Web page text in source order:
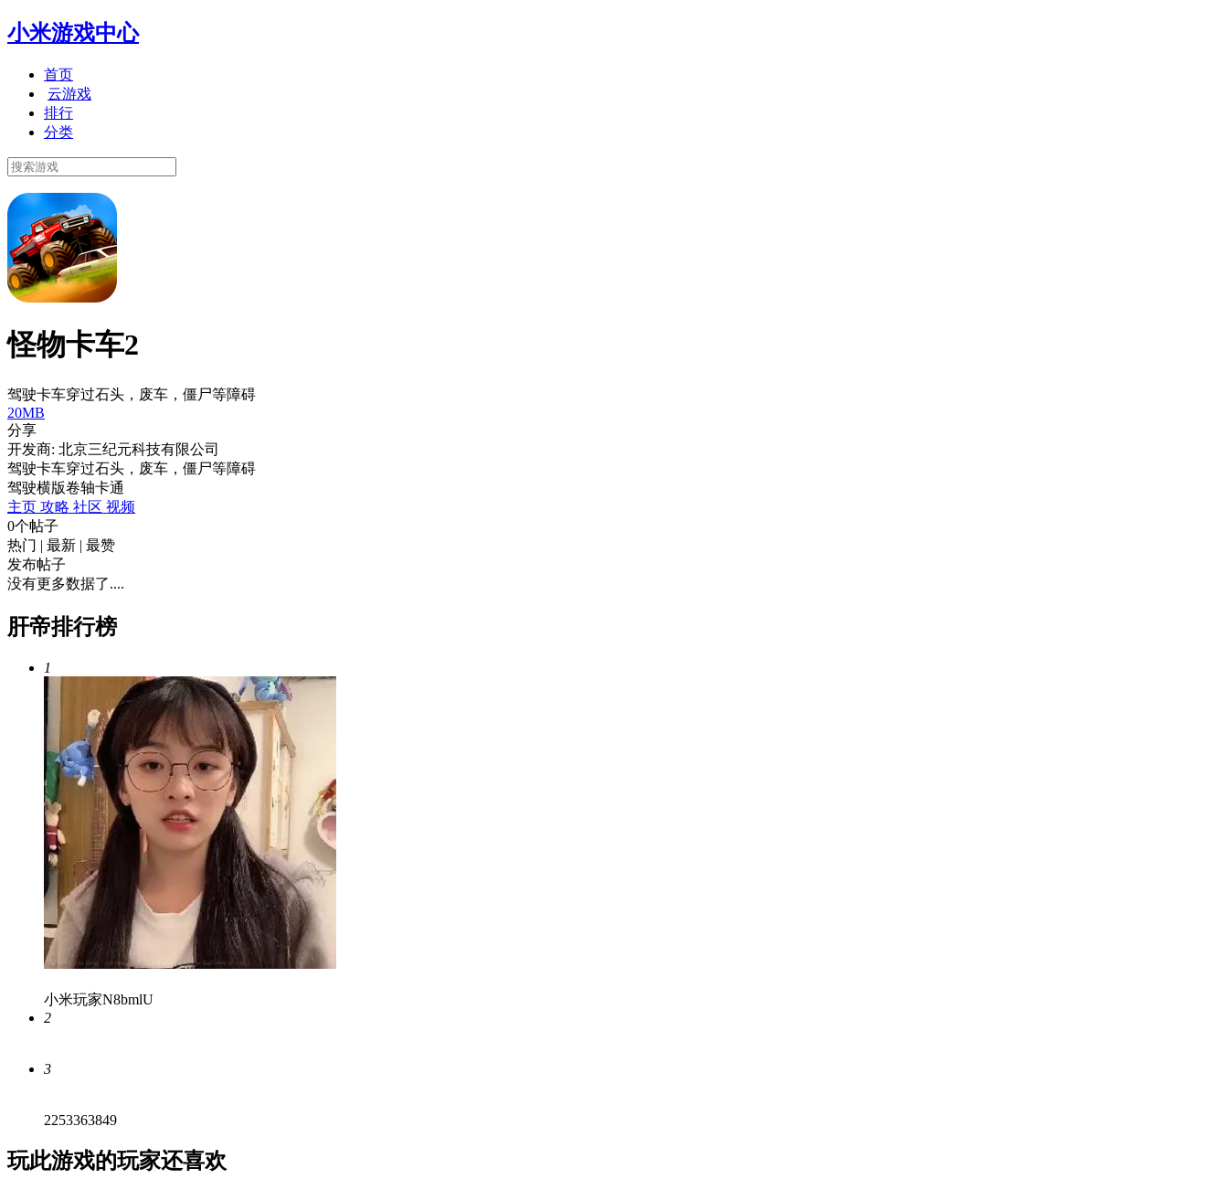
小米游戏中心
首页
云游戏
排行
分类
怪物卡车2
驾驶卡车穿过石头，废车，僵尸等障碍
20MB
分享
开发商: 北京三纪元科技有限公司
驾驶卡车穿过石头，废车，僵尸等障碍
驾驶横版卷轴卡通
主页 攻略 社区 视频
0个帖子
热门 | 最新 | 最赞
发布帖子
没有更多数据了....
肝帝排行榜
1
小米玩家N8bmlU
2
3
2253363849
玩此游戏的玩家还喜欢